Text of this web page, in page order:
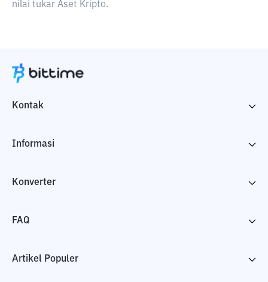
nilai tukar Aset Kripto.
Kontak
Informasi
Konverter
FAQ
Artikel Populer